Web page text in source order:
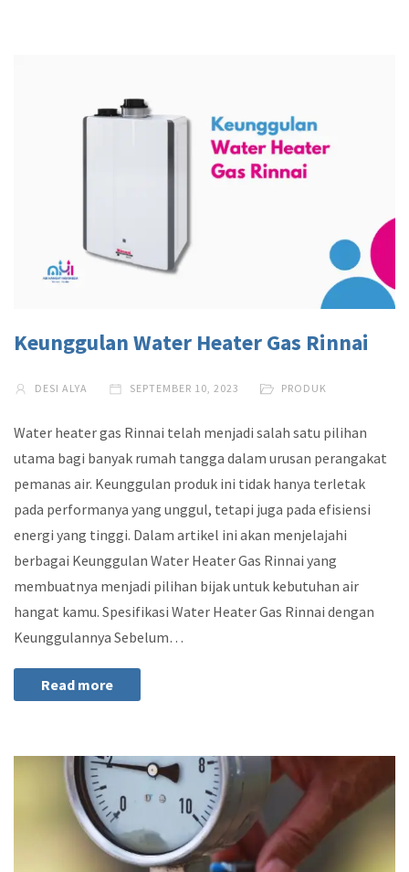
Keunggulan Water Heater Gas Rinnai
DESI ALYA SEPTEMBER 10, 2023 PRODUK
Water heater gas Rinnai telah menjadi salah satu pilihan
utama bagi banyak rumah tangga dalam urusan perangakat
pemanas air. Keunggulan produk ini tidak hanya terletak
pada performanya yang unggul, tetapi juga pada efisiensi
energi yang tinggi. Dalam artikel ini akan menjelajahi
berbagai Keunggulan Water Heater Gas Rinnai yang
membuatnya menjadi pilihan bijak untuk kebutuhan air
hangat kamu. Spesifikasi Water Heater Gas Rinnai dengan
Keunggulannya Sebelum…
Read more